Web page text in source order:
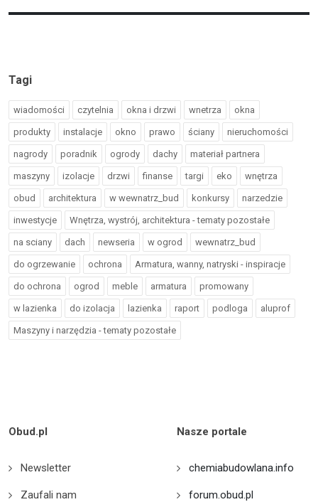
Tagi
wiadomości czytelnia okna i drzwi wnetrza okna
produkty instalacje okno prawo ściany nieruchomości
nagrody poradnik ogrody dachy materiał partnera
maszyny izolacje drzwi finanse targi eko wnętrza
obud architektura w wewnatrz_bud konkursy narzedzie
inwestycje Wnętrza, wystrój, architektura - tematy pozostałe
na sciany dach newseria w ogrod wewnatrz_bud
do ogrzewanie ochrona Armatura, wanny, natryski - inspiracje
do ochrona ogrod meble armatura promowany
w lazienka do izolacja lazienka raport podloga aluprof
Maszyny i narzędzia - tematy pozostałe
Obud.pl
Newsletter
Zaufali nam
Nasze portale
chemiabudowlana.info
forum.obud.pl